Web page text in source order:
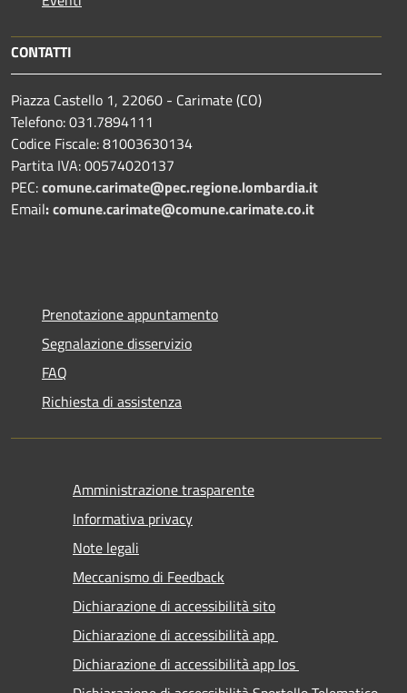
CONTATTI
Piazza Castello 1, 22060 - Carimate (CO)
Telefono: 031.7894111
Codice Fiscale: 81003630134
Partita IVA: 00574020137
PEC:comune.carimate@pec.regione.lombardia.it
Email:comune.carimate@comune.carimate.co.it
Prenotazione appuntamento
Segnalazione disservizio
FAQ
Richiesta di assistenza
Amministrazione trasparente
Informativa privacy
Note legali
Meccanismo di Feedback
Dichiarazione di accessibilità sito
Dichiarazione di accessibilità app
Dichiarazione di accessibilità app Ios